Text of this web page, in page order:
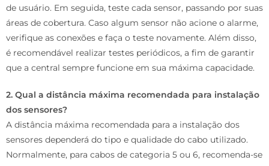
de usuário. Em seguida, teste cada sensor, passando por suas
áreas de cobertura. Caso algum sensor não acione o alarme,
verifique as conexões e faça o teste novamente. Além disso,
é recomendável realizar testes periódicos, a fim de garantir
que a central sempre funcione em sua máxima capacidade.
2. Qual a distância máxima recomendada para instalação
dos sensores?
A distância máxima recomendada para a instalação dos
sensores dependerá do tipo e qualidade do cabo utilizado.
Normalmente, para cabos de categoria 5 ou 6, recomenda-se